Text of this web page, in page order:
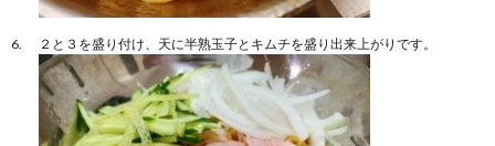
２と３を盛り付け、天に半熟玉子とキムチを盛り出来上がりです。